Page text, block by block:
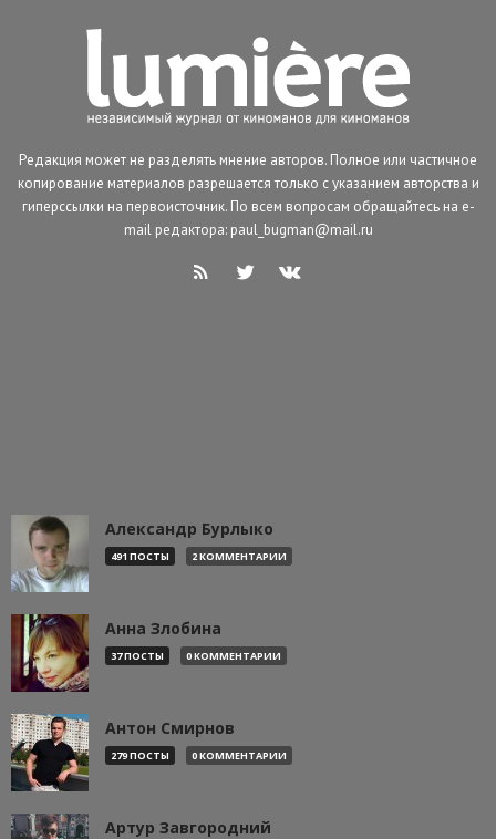
Редакция может не разделять мнение авторов. Полное или частичное
копирование материалов разрешается только с указанием авторства и
гиперссылки на первоисточник. По всем вопросам обращайтесь на e-
mail редактора: paul_bugman@mail.ru
Александр Бурлыко
491 ПОСТЫ 2 КОММЕНТАРИИ
Анна Злобина
37 ПОСТЫ 0 КОММЕНТАРИИ
Антон Смирнов
279 ПОСТЫ 0 КОММЕНТАРИИ
Артур Завгородний